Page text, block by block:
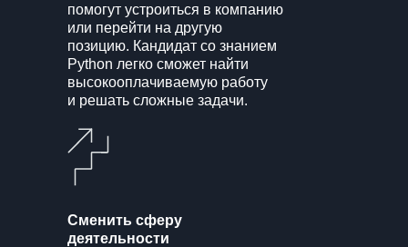
помогут устроиться в компанию
или перейти на другую
позицию. Кандидат со знанием
Python легко сможет найти
высокооплачиваемую работу
и решать сложные задачи.
Сменить сферу
деятельности